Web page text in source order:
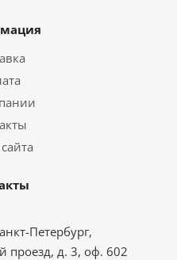
Петербург,
проезд, д. 3, оф. 602